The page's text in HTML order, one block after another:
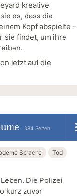
kreative
es, dass die
Kopf abspielte -
sie findet, um ihre
jetzt auf die
384 Seiten
Sprache
Tod
Die Polizei
kurz zuvor